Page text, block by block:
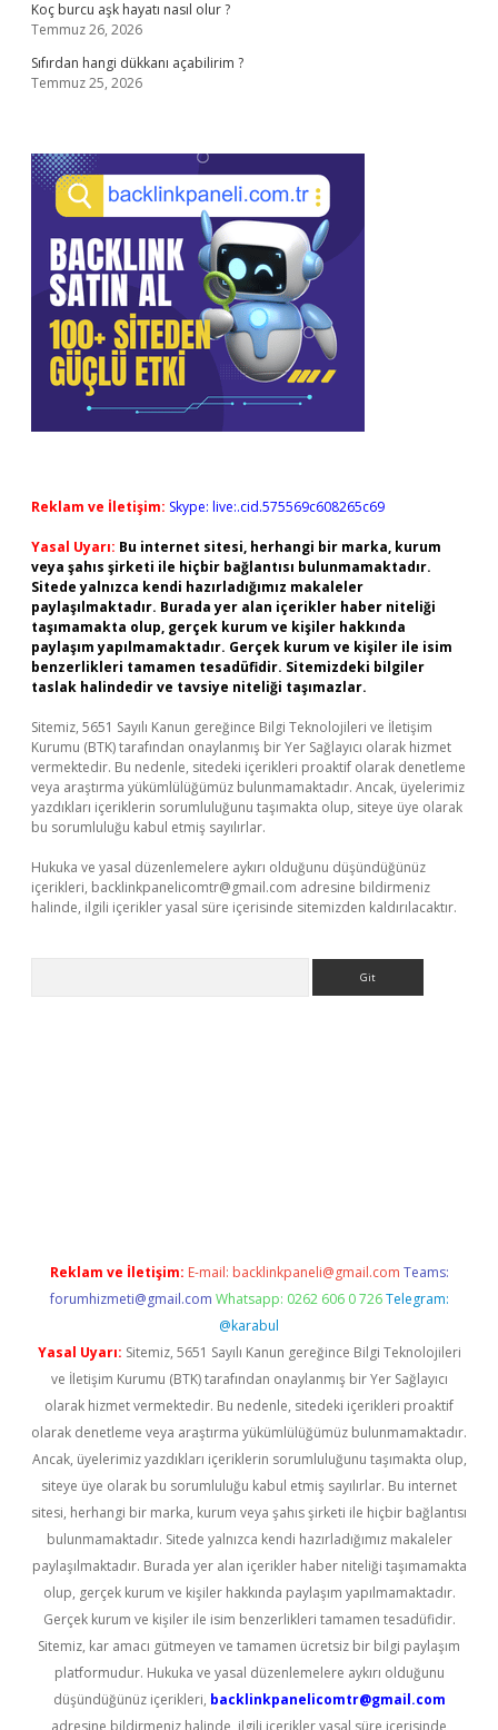
Koç burcu aşk hayatı nasıl olur ?
Temmuz 26, 2026
Sıfırdan hangi dükkanı açabilirim ?
Temmuz 25, 2026
Reklam ve İletişim: Skype: live:.cid.575569c608265c69
Yasal Uyarı: Bu internet sitesi, herhangi bir marka, kurum
veya şahıs şirketi ile hiçbir bağlantısı bulunmamaktadır.
Sitede yalnızca kendi hazırladığımız makaleler
paylaşılmaktadır. Burada yer alan içerikler haber niteliği
taşımamakta olup, gerçek kurum ve kişiler hakkında
paylaşım yapılmamaktadır. Gerçek kurum ve kişiler ile isim
benzerlikleri tamamen tesadüfidir. Sitemizdeki bilgiler
taslak halindedir ve tavsiye niteliği taşımazlar.
Sitemiz, 5651 Sayılı Kanun gereğince Bilgi Teknolojileri ve İletişim
Kurumu (BTK) tarafından onaylanmış bir Yer Sağlayıcı olarak hizmet
vermektedir. Bu nedenle, sitedeki içerikleri proaktif olarak denetleme
veya araştırma yükümlülüğümüz bulunmamaktadır. Ancak, üyelerimiz
yazdıkları içeriklerin sorumluluğunu taşımakta olup, siteye üye olarak
bu sorumluluğu kabul etmiş sayılırlar.
Hukuka ve yasal düzenlemelere aykırı olduğunu düşündüğünüz
içerikleri, backlinkpanelicomtr@gmail.com adresine bildirmeniz
halinde, ilgili içerikler yasal süre içerisinde sitemizden kaldırılacaktır.
Reklam ve İletişim: E-mail: backlinkpaneli@gmail.com Teams:
forumhizmeti@gmail.com Whatsapp: 0262 606 0 726 Telegram:
@karabul
Yasal Uyarı: Sitemiz, 5651 Sayılı Kanun gereğince Bilgi Teknolojileri
ve İletişim Kurumu (BTK) tarafından onaylanmış bir Yer Sağlayıcı
olarak hizmet vermektedir. Bu nedenle, sitedeki içerikleri proaktif
olarak denetleme veya araştırma yükümlülüğümüz bulunmamaktadır.
Ancak, üyelerimiz yazdıkları içeriklerin sorumluluğunu taşımakta olup,
siteye üye olarak bu sorumluluğu kabul etmiş sayılırlar. Bu internet
sitesi, herhangi bir marka, kurum veya şahıs şirketi ile hiçbir bağlantısı
bulunmamaktadır. Sitede yalnızca kendi hazırladığımız makaleler
paylaşılmaktadır. Burada yer alan içerikler haber niteliği taşımamakta
olup, gerçek kurum ve kişiler hakkında paylaşım yapılmamaktadır.
Gerçek kurum ve kişiler ile isim benzerlikleri tamamen tesadüfidir.
Sitemiz, kar amacı gütmeyen ve tamamen ücretsiz bir bilgi paylaşım
platformudur. Hukuka ve yasal düzenlemelere aykırı olduğunu
düşündüğünüz içerikleri, backlinkpanelicomtr@gmail.com
adresine bildirmeniz halinde, ilgili içerikler yasal süre içerisinde